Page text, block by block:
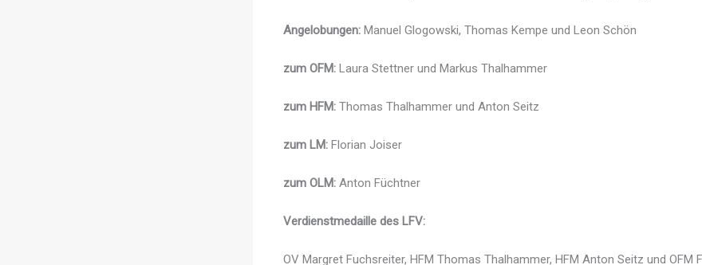
Angelobungen:Manuel Glogowski, Thomas Kempe und Leon Schön
zum OFM:Laura Stettner und Markus Thalhammer
zum HFM:Thomas Thalhammer und Anton Seitz
zum LM:Florian Joiser
zum OLM:Anton Füchtner
Verdienstmedaille des LFV:
OV Margret Fuchsreiter, HFM Thomas Thalhammer, HFM Anton Seitz und OFM